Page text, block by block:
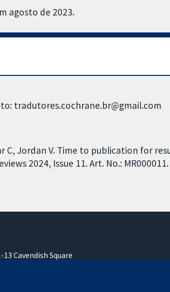
agosto de 2023.
tradutores.cochrane.br@gmail.com
C, Jordan V. Time to publication for
2024, Issue 11. Art. No.: MR000011.
13 Cavendish Square